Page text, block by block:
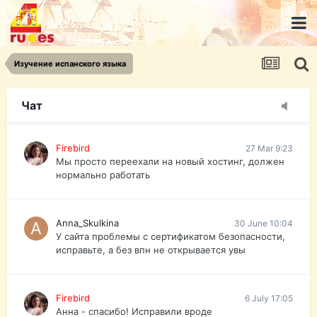
Изучение испанского языка
Чат
urist.dokument@gmail.com
https://pasport-ua.com/
Телеграмм @uristpassua
Firebird
Друзья - из России без VPN сайт и форум
Firebird 27 Mar 9:23
Мы просто переехали на новый хостинг, должен
нормально работать
Anna_Skulkina 30 June 10:04
У сайта проблемы с сертификатом безопасности,
исправьте, а без впн не открывается увы
Firebird 6 July 17:05
Анна - спасибо! Исправили вроде